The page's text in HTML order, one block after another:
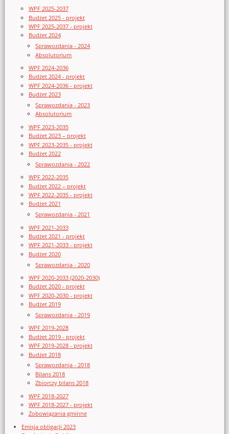
WPF 2025-2037
Budżet 2025 - projekt
WPF 2025-2037 - projekt
Budżet 2024
Sprawozdania - 2024
Absolutorium
WPF 2024-2036
Budżet 2024 - projekt
WPF 2024-2036 - projekt
Budżet 2023
Sprawozdania - 2023
Absolutorium
WPF 2023-2035
Budżet 2023 – projekt
WPF 2023-2035 - projekt
Budżet 2022
Sprawozdania - 2022
WPF 2022-2035
Budżet 2022 – projekt
WPF 2022-2035 - projekt
Budżet 2021
Sprawozdania - 2021
WPF 2021-2033
Budżet 2021 - projekt
WPF 2021-2033 - projekt
Budżet 2020
Sprawozdania - 2020
WPF 2020-2033 (2020-2030)
Budżet 2020 - projekt
WPF 2020-2030 - projekt
Budżet 2019
Sprawozdania - 2019
WPF 2019-2028
Budżet 2019 - projekt
WPF 2019-2028 - projekt
Budżet 2018
Sprawozdania - 2018
Bilans 2018
Zbiorczy bilans 2018
WPF 2018-2027
WPF 2018-2027 - projekt
Zobowiązania gminne
Emisja obligacji 2023